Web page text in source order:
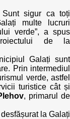
sigur ca toți
multe lucruri
verde”, a spus
de la
Galați sunt
Prin intermediul
verde, astfel
turistice cât și
, primarul de
la Galați